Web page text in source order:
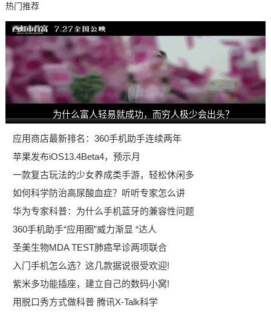
热门推荐
为什么富人轻易就成功，而穷人极少会出头？
应用商店最新排名：360手机助手连续两年
苹果发布iOS13.4Beta4，预示月
一款复古玩法的少女养成类手游，轻松休闲多
如何科学防治高尿酸血症？听听专家怎么讲
华为专家科普：为什么手机蓝牙的兼容性问题
360手机助手“应用圈”威力渐显 “达人
圣美生物MDA TEST肺癌早诊两项联合
入门手机怎么选？这几款据说很受欢迎!
紫米多功能插座，建立自己的数码小窝!
用脱口秀方式做科普 腾讯X-Talk科学